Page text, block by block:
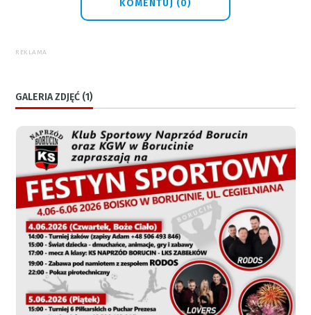
KOMENTUJ (0)
REKLAMA
GALERIA ZDJĘĆ (1)